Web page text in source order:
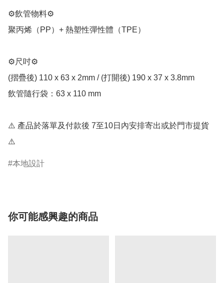
⚙️飲管物料⚙️
聚丙烯（PP）+ 熱塑性彈性體（TPE）
⚙️尺吋⚙️
(摺疊後) 110 x 63 x 2mm / (打開後) 190 x 37 x 3.8mm
飲管隨行袋：63 x 110 mm
⚠️ 產品於落單及付款後 7至10日內安排寄出或於門市提貨
⚠️
本地設計
你可能感興趣的商品